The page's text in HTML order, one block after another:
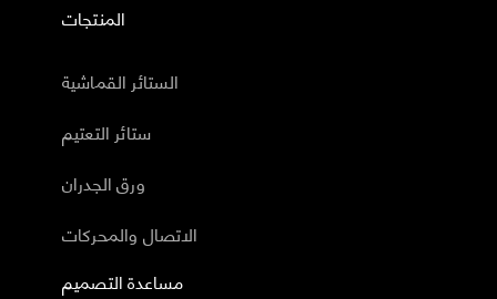
المنتجات
الستائر القماشية
ستائر التعتيم
ورق الجدران
الاتصال والمحركات
مساعدة التصميم